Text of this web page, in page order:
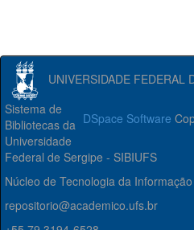
UNIVERSIDADE FEDERAL
DSpace Software
Sistema de
Bibliotecas da
Universidade
Federal de Sergipe - SIBIUFS
Núcleo de Tecnologia da
repositorio@academico.ufs.br